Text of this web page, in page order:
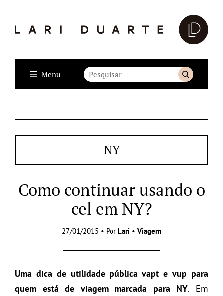
Menu
NY
Como continuar usando o
cel em NY?
27/01/2015 • Por Lari • Viagem
Uma dica de utilidade pública vapt e vup para
quem está de viagem marcada para NY. Em